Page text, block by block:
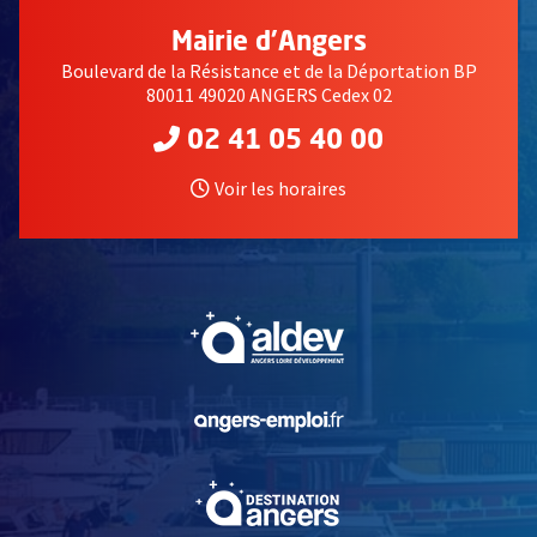
Mairie d'Angers
Boulevard de la Résistance et de la Déportation BP
80011 49020 ANGERS Cedex 02
02 41 05 40 00
Voir les horaires
, Ouvre une nouvelle